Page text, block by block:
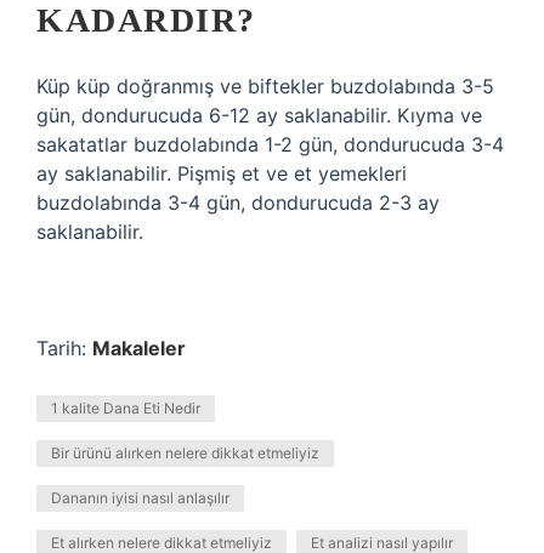
KADARDIR?
Küp küp doğranmış ve biftekler buzdolabında 3-5
gün, dondurucuda 6-12 ay saklanabilir. Kıyma ve
sakatatlar buzdolabında 1-2 gün, dondurucuda 3-4
ay saklanabilir. Pişmiş et ve et yemekleri
buzdolabında 3-4 gün, dondurucuda 2-3 ay
saklanabilir.
Tarih: Makaleler
1 kalite Dana Eti Nedir
Bir ürünü alırken nelere dikkat etmeliyiz
Dananın iyisi nasıl anlaşılır
Et alırken nelere dikkat etmeliyiz Et analizi nasıl yapılır